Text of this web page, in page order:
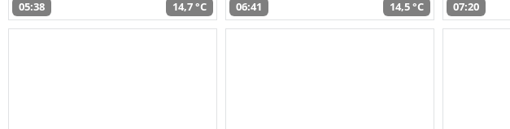
05:38 14,7 °C 06:41 14,5 °C 07:20